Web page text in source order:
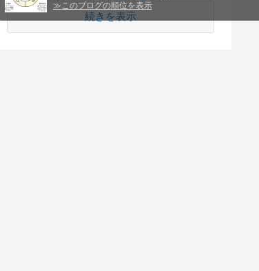
≫ このブログの順位を表示
続きを表示